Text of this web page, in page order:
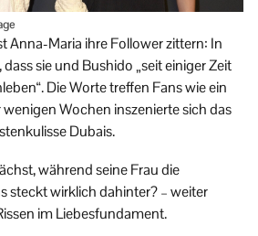
Anna-Maria ihre Follower zittern: In
sie und Bushido „seit einiger Zeit
Die Worte treffen Fans wie ein
Wochen inszenierte sich das
Dubais.
während seine Frau die
steckt wirklich dahinter? – weiter
im Liebesfundament.